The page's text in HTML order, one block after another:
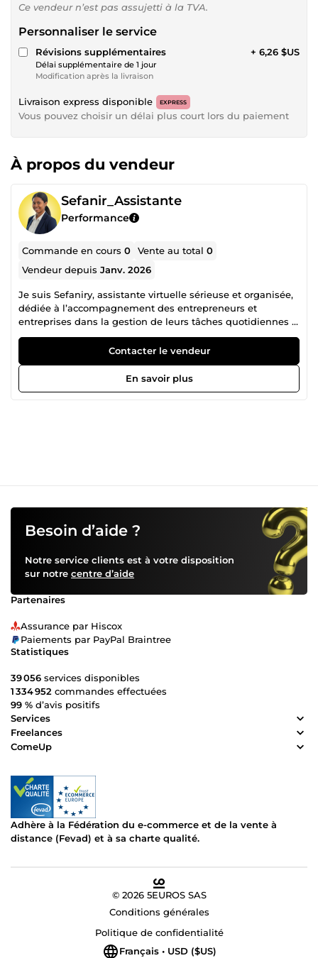
Ce vendeur n’est pas assujetti à la TVA.
Personnaliser le service
Révisions supplémentaires
Délai supplémentaire de 1 jour
Modification après la livraison
+ 6,26 $US
Livraison express disponible EXPRESS
Vous pouvez choisir un délai plus court lors du paiement
À propos du vendeur
Sefanir_Assistante
Performance
Commande en cours0 Vente au total0
Vendeur depuisJanv. 2026
Je suis Sefaniry, assistante virtuelle sérieuse et organisée,
dédiée à l’accompagnement des entrepreneurs et
entreprises dans la gestion de leurs tâches quotidiennes à
distance. Mon objectif est de vous apporter un soutien
fiable, structuré et efficace afin de faciliter votre
organisation et votre productivité. 🧑‍💼 Assistance virtuelle
📩 Gestion des e-mails et messages 🗓️ Organisation des
agendas et tâches 📄 Rédaction et mise en forme de
Contacter le vendeur
En savoir plus
Besoin d’aide ?
Notre service clients est à votre disposition
sur notre centre d’aide
Partenaires
Assurance par Hiscox
Paiements par PayPal Braintree
Statistiques
39 056 services disponibles
1 334 952 commandes effectuées
99 % d’avis positifs
Services
Freelances
ComeUp
Adhère à la Fédération du e-commerce et de la vente à
distance (Fevad) et à sa charte qualité.
© 2026 5EUROS SAS
Conditions générales
Politique de confidentialité
Français • USD ($US)